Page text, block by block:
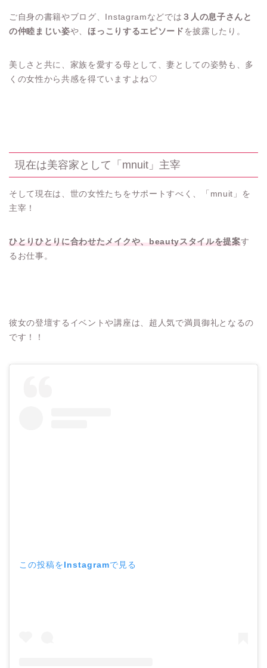
ご自身の書籍やブログ、Instagramなどでは ３人の息子さんと
の仲睦まじい姿や、ほっこりするエピソード を披露したり。
美しさと共に、家族を愛する母として、妻としての姿勢も、多
くの女性から共感を得ていますよね♡
現在は美容家として「mnuit」主宰
そして現在は、世の女性たちをサポートすべく、「mnuit」を
主宰！
ひとりひとりに合わせたメイクや、beautyスタイルを提案す
るお仕事。
彼女の登壇するイベントや講座は、超人気で満員御礼となるの
です！！
この投稿をInstagramで見る